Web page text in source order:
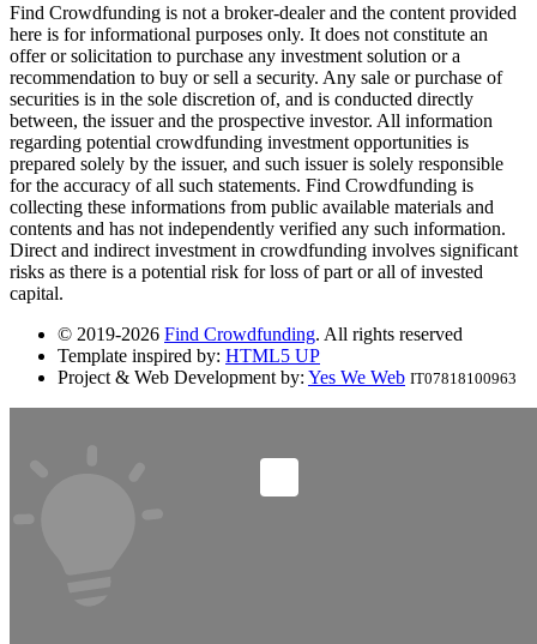
Find Crowdfunding is not a broker-dealer and the content provided
here is for informational purposes only. It does not constitute an
offer or solicitation to purchase any investment solution or a
recommendation to buy or sell a security. Any sale or purchase of
securities is in the sole discretion of, and is conducted directly
between, the issuer and the prospective investor. All information
regarding potential crowdfunding investment opportunities is
prepared solely by the issuer, and such issuer is solely responsible
for the accuracy of all such statements. Find Crowdfunding is
collecting these informations from public available materials and
contents and has not independently verified any such information.
Direct and indirect investment in crowdfunding involves significant
risks as there is a potential risk for loss of part or all of invested
capital.
© 2019-2026 Find Crowdfunding. All rights reserved
Template inspired by: HTML5 UP
Project & Web Development by: Yes We Web IT07818100963